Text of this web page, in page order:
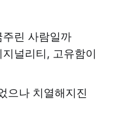
린 사람일까
널리티, 고유함이
으나 치열해지진